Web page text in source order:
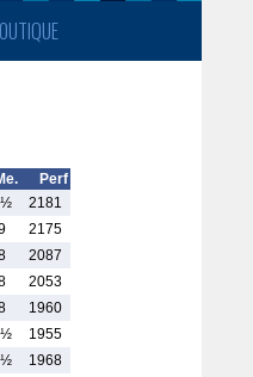
Perf
2181
2175
2087
2053
1960
1955
1968